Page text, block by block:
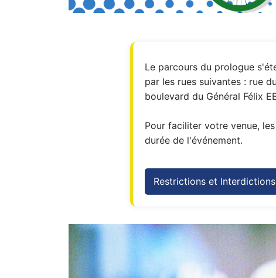
Le parcours du prologue
par les rues suivantes : rue
boulevard du Général Félix
Pour faciliter votre venue,
durée de l'événement.
Restrictions et